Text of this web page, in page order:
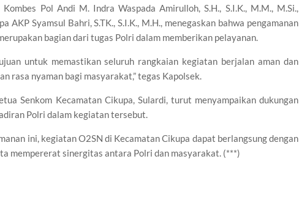
Pol Andi M. Indra Waspada Amirulloh, S.H., S.I.K., M.M., M.Si.,
AKP Syamsul Bahri, S.TK., S.I.K., M.H., menegaskan bahwa pengamanan
bagian dari tugas Polri dalam memberikan pelayanan.
untuk memastikan seluruh rangkaian kegiatan berjalan aman dan
rasa nyaman bagi masyarakat,” tegas Kapolsek.
Senkom Kecamatan Cikupa, Sulardi, turut menyampaikan dukungan
Polri dalam kegiatan tersebut.
ini, kegiatan O2SN di Kecamatan Cikupa dapat berlangsung dengan
mempererat sinergitas antara Polri dan masyarakat. (***)